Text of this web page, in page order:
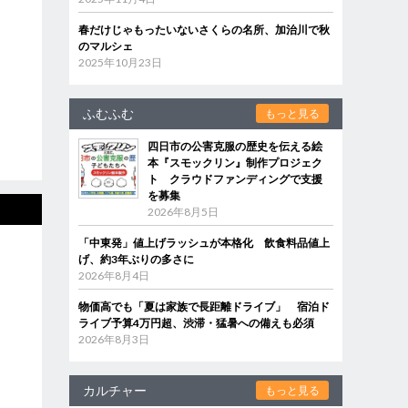
春だけじゃもったいないさくらの名所、加治川で秋
のマルシェ
2025年10月23日
ふむふむ もっと見る
四日市の公害克服の歴史を伝える絵
本『スモックリン』制作プロジェク
ト クラウドファンディングで支援
を募集
2026年8月5日
「中東発」値上げラッシュが本格化 飲食料品値上
げ、約3年ぶりの多さに
2026年8月4日
物価高でも「夏は家族で長距離ドライブ」 宿泊ド
ライブ予算4万円超、渋滞・猛暑への備えも必須
2026年8月3日
カルチャー もっと見る